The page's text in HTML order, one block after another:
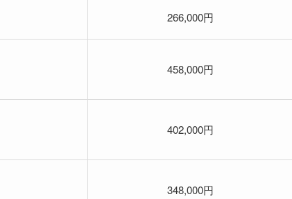
266,000円
458,000円
402,000円
348,000円